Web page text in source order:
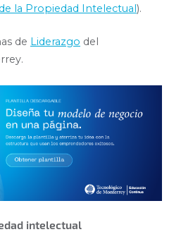
la Propiedad Intelectual).
de Liderazgo del
intelectual